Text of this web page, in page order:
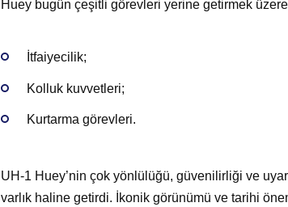
Huey bugün çeşitli görevleri yerine getirmek üzere
İtfaiyecilik;
Kolluk kuvvetleri;
Kurtarma görevleri.
UH-1 Huey’nin çok yönlülüğü, güvenilirliği ve
varlık haline getirdi. İkonik görünümü ve tarihi